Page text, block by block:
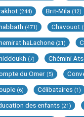
(244) Brit-Mila (12)
(471) Chavouot
haLachone (21)
(7) Chémini
du Omer (5)
(6) Célibataires (1)
des enfants (21)